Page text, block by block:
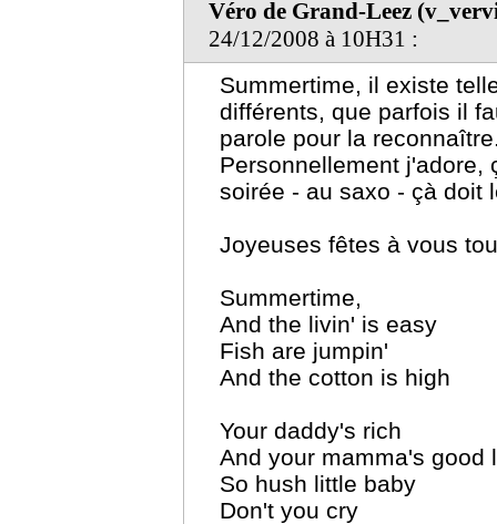
Véro de Grand-Leez
24/12/2008 à 10H31 :
Summertime, il existe
différents, que parfois il
parole pour la
Personnellement j'adore,
soirée - au saxo - çà doit
Joyeuses fêtes à vous
Summertime,
And the livin' is easy
Fish are jumpin'
And the cotton is high
Your daddy's rich
And your mamma's good
So hush little baby
Don't you cry